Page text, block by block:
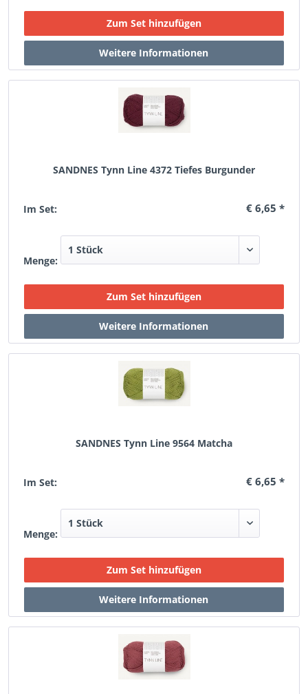
SANDNES Tynn Line 4372 Tiefes Burgunder
Im Set: € 6,65 *
Menge:
SANDNES Tynn Line 9564 Matcha
Im Set: € 6,65 *
Menge: